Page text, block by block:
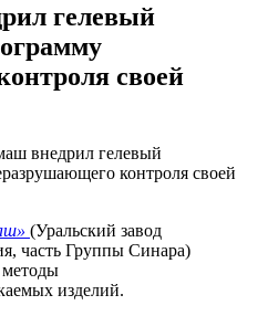
гелевый
своей
внедрил гелевый
контроля своей
(Уральский завод
часть Группы Синара)
изделий.